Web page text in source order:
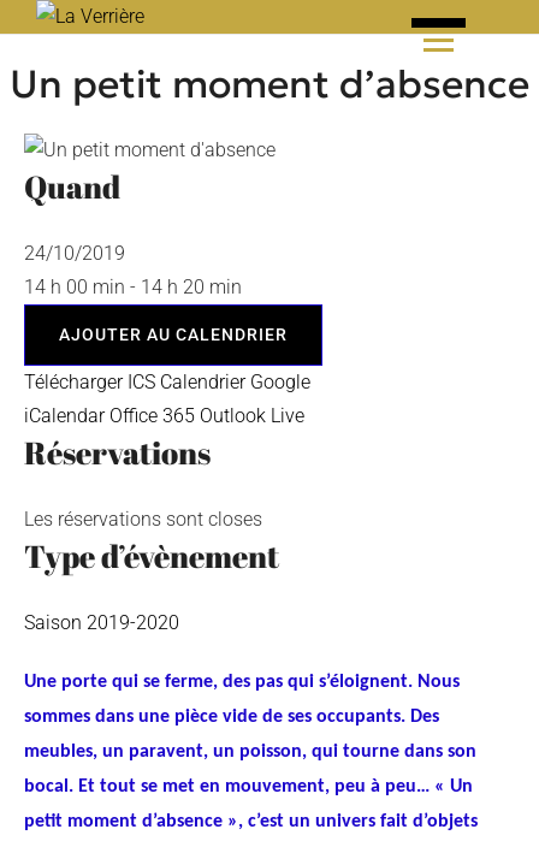
content
Un petit moment d’absence
Quand
24/10/2019
14 h 00 min - 14 h 20 min
AJOUTER AU CALENDRIER
Télécharger ICS Calendrier Google
iCalendar Office 365 Outlook Live
Réservations
Les réservations sont closes
Type d’évènement
Saison 2019-2020
Une porte qui se ferme, des pas qui s’éloignent. Nous
sommes dans une pièce vide de ses occupants. Des
meubles, un paravent, un poisson, qui tourne dans son
bocal. Et tout se met en mouvement, peu à peu… « Un
petit moment d’absence », c’est un univers fait d’objets